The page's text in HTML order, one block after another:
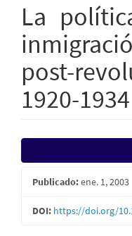
La
post-
1920-1934
Barra
lateral
artículo
Publicado:ene. 1, 2003
DOI: https://doi.org/